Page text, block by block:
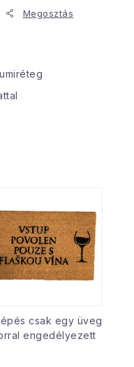
az áruka
Megosztás
csak egy üveg
engedélyezett